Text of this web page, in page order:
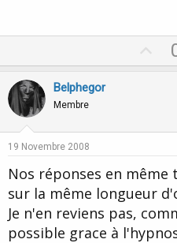
p
Belphegor
Membre
19 Novembre 2008
Nos réponses en
sur la même longueur
Je n'en reviens pas,
possible grace à